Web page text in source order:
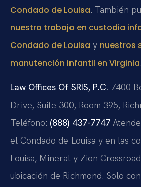
Condado de Louisa. También
nuestro trabajo en custodia
Condado de Louisa y nuestros
manutención infantil en Virginia
Law Offices Of SRIS, P.C. 7400
Drive, Suite 300, Room 395,
Teléfono: (888) 437-7747
el Condado de Louisa y en las
Louisa, Mineral y Zion
ubicación de Richmond. Solo